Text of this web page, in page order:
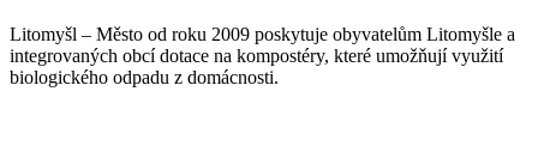
Litomyšl – Město od roku 2009 poskytuje obyvatelům Litomyšle a
integrovaných obcí dotace na kompostéry, které umožňují využití
biologického odpadu z domácnosti.